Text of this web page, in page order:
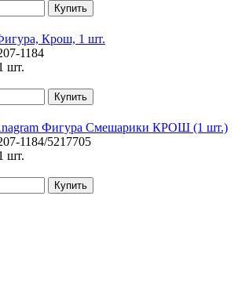
Купить
Крош, 1 шт.
1184
шт.
Купить
Фигура Смешарики КРОШ (1 шт.)
1184/5217705
шт.
Купить